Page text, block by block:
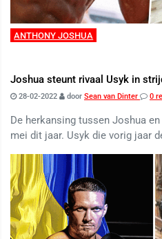
ANTHONY JOSHUA
Joshua steunt rivaal Usyk in
28-02-2022 door Sean van Dinter 0
De herkansing tussen Joshua
mei dit jaar. Usyk die vorig jaar